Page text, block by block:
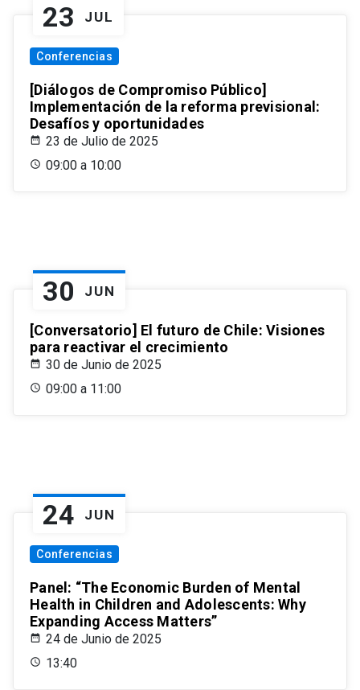
23 JUL
Conferencias
[Diálogos de Compromiso Público]
Implementación de la reforma previsional:
Desafíos y oportunidades
23 de Julio de 2025
09:00 a 10:00
30 JUN
[Conversatorio] El futuro de Chile: Visiones
para reactivar el crecimiento
30 de Junio de 2025
09:00 a 11:00
24 JUN
Conferencias
Panel: “The Economic Burden of Mental
Health in Children and Adolescents: Why
Expanding Access Matters”
24 de Junio de 2025
13:40